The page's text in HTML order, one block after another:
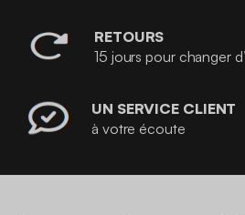
RETOURS
15 jours pour changer
UN SERVICE CLIENT
à votre écoute